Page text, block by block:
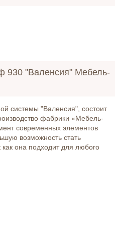
930 "Валенсия" Мебель-
системы "Валенсия", состоит
фабрики «Мебель-
современных элементов
возможность стать
она подходит для любого